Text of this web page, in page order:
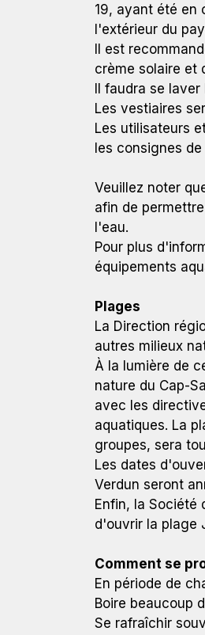
19, ayant été en
l'extérieur du
Il est
crème solaire et
Il faudra se
Les vestiaires
Les utilisateurs
les consignes
Veuillez noter
afin de
l'eau.
Pour plus
équipements
Plages
La Direction
autres milieux
À la lumière de
nature du Cap-
avec les
aquatiques. La
groupes, sera
Les dates
Verdun seront
Enfin, la Société
d'ouvrir la plage
Comment se
En période de
Boire beaucoup
Se rafraîchir